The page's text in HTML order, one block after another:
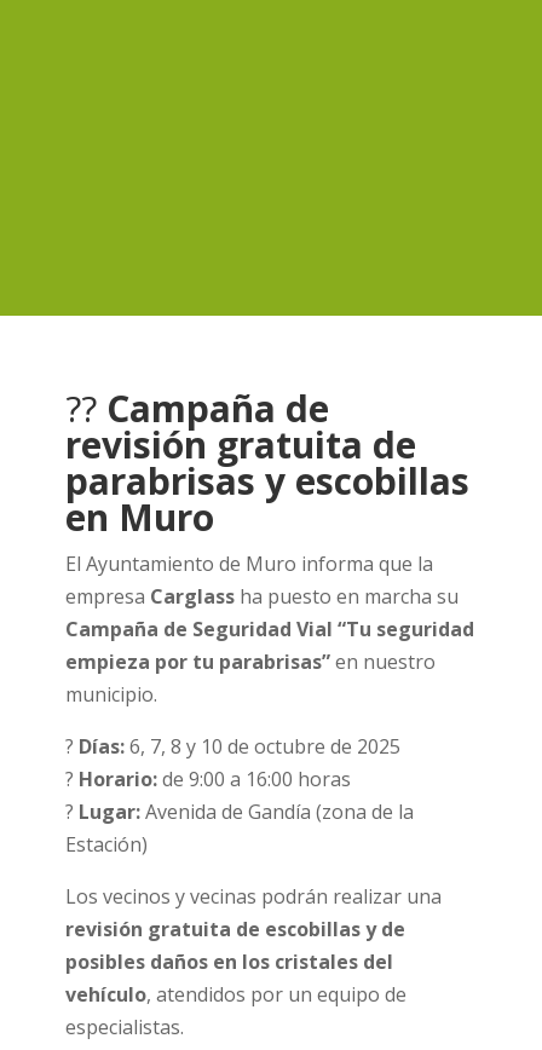
?? Campaña de
revisión gratuita de
parabrisas y escobillas
en Muro
El Ayuntamiento de Muro informa que la
empresa Carglassha puesto en marcha su
Campaña de Seguridad Vial “Tu seguridad
empieza por tu parabrisas”en nuestro
municipio.
? Días:6, 7, 8 y 10 de octubre de 2025
? Horario:de 9:00 a 16:00 horas
? Lugar:Avenida de Gandía (zona de la
Estación)
Los vecinos y vecinas podrán realizar una
revisión gratuita de escobillas y de
posibles daños en los cristales del
vehículo, atendidos por un equipo de
especialistas.